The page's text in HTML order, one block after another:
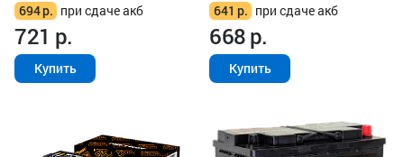
694р. при сдаче акб
721 р.
Купить
641 р. при сдаче акб
668р.
Купить